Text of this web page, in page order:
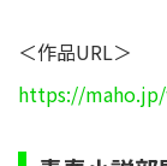
＜作品URL＞
https://maho.jp/